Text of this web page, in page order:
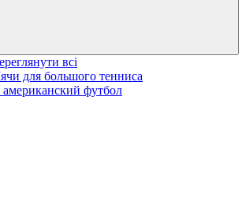
всі
для большого тенниса
американский футбол